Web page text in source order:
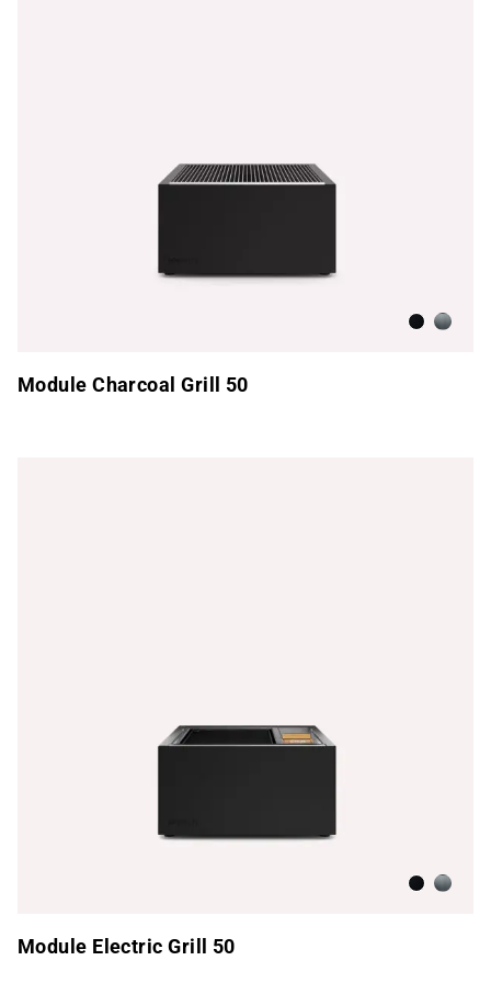
Antracita
Acero
Module Charcoal Grill 50
Antracita
Acero
Module Electric Grill 50